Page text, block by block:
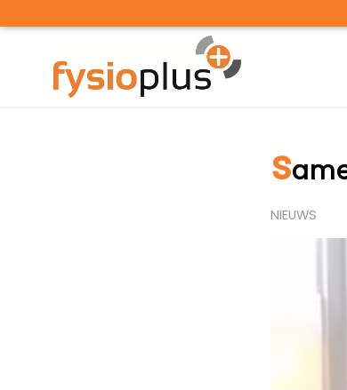
s
NIEUWS